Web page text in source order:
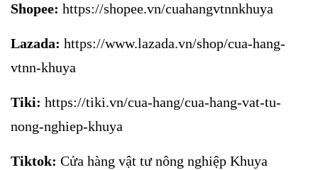
Shopee: https://shopee.vn/cuahangvtnnkhuya
Lazada: https://www.lazada.vn/shop/cua-hang-
vtnn-khuya
Tiki: https://tiki.vn/cua-hang/cua-hang-vat-tu-
nong-nghiep-khuya
Tiktok: Cửa hàng vật tư nông nghiệp Khuya